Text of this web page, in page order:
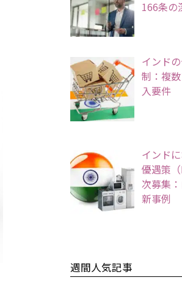
166条の
インド
制：複
入要件
インド
優遇策
次募集
新事例
週間人気記事